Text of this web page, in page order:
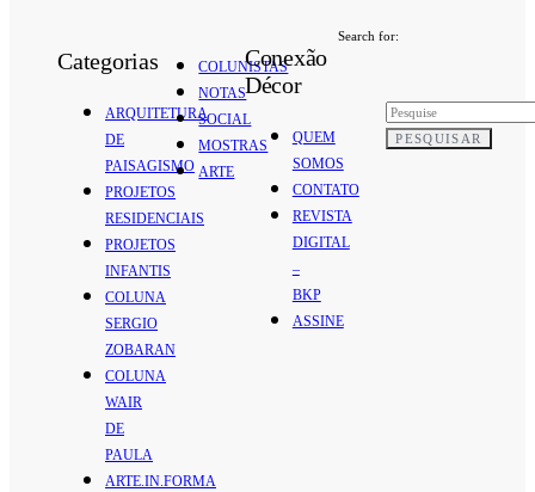
Categorias
ARQUITETURA
DE
PAISAGISMO
PROJETOS
RESIDENCIAIS
PROJETOS
INFANTIS
COLUNA
SERGIO
ZOBARAN
COLUNA
WAIR
DE
PAULA
ARTE.IN.FORMA
COLUNISTAS
NOTAS
SOCIAL
MOSTRAS
ARTE
Conexão
Décor
QUEM
SOMOS
CONTATO
REVISTA
DIGITAL
–
BKP
ASSINE
Search for:
PESQUISAR